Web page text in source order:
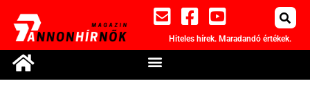
Hiteles hírek. Maradandó értékek.